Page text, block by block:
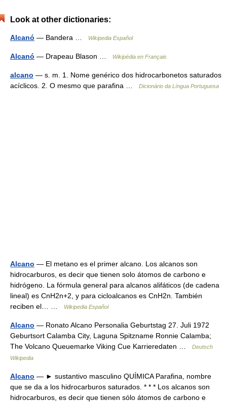
Look at other dictionaries:
Alcanó — Bandera … Wikipedia Español
Alcanó — Drapeau Blason … Wikipédia en Français
alcano — s. m. 1. Nome genérico dos hidrocarbonetos saturados
acíclicos. 2. O mesmo que parafina …
Dicionário da Língua Portuguesa
Alcano — El metano es el primer alcano. Los alcanos son
hidrocarburos, es decir que tienen solo átomos de carbono e
hidrógeno. La fórmula general para alcanos alifáticos (de cadena
lineal) es CnH2n+2, y para cicloalcanos es CnH2n. También
reciben el… …
Wikipedia Español
Alcano — Ronato Alcano Personalia Geburtstag 27. Juli 1972
Geburtsort Calamba City, Laguna Spitzname Ronnie Calamba;
The Volcano Queuemarke Viking Cue Karrieredaten …
Deutsch
Wikipedia
Alcano — ► sustantivo masculino QUÍMICA Parafina, nombre
que se da a los hidrocarburos saturados. * * * Los alcanos son
hidrocarburos, es decir que tienen sólo átomos de carbono e